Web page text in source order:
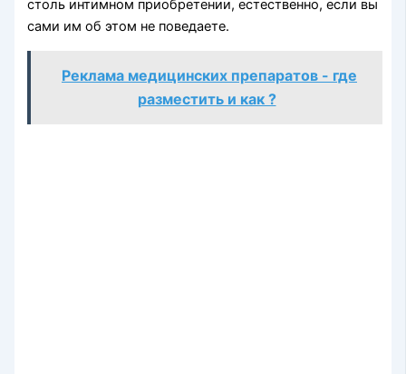
столь интимном приобретении, естественно, если вы
сами им об этом не поведаете.
Реклама медицинских препаратов - где
разместить и как ?